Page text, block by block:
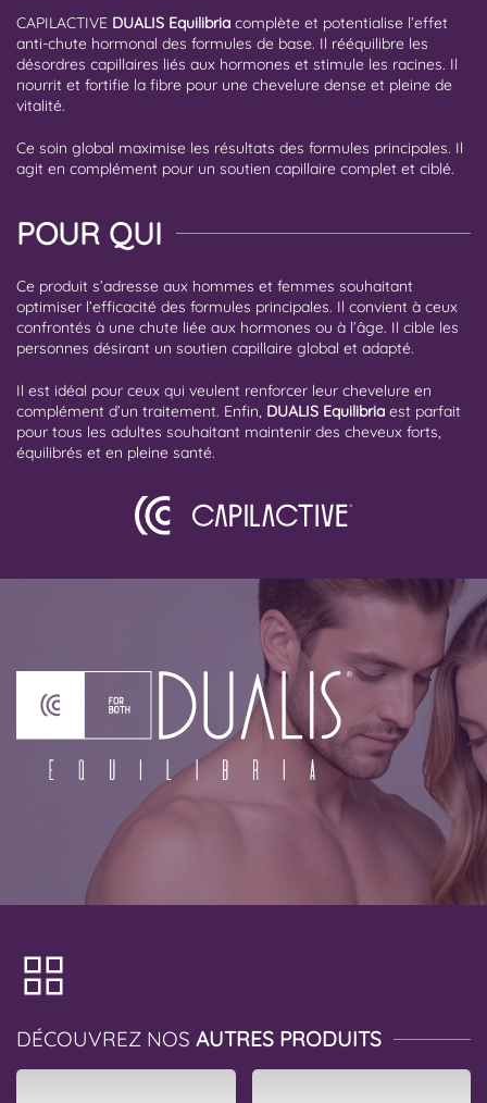
CAPILACTIVE DUALIS Equilibria complète et potentialise l’effet
anti-chute hormonal des formules de base. Il rééquilibre les
désordres capillaires liés aux hormones et stimule les racines. Il
nourrit et fortifie la fibre pour une chevelure dense et pleine de
vitalité.
Ce soin global maximise les résultats des formules principales. Il
agit en complément pour un soutien capillaire complet et ciblé.
POUR QUI
Ce produit s’adresse aux hommes et femmes souhaitant
optimiser l’efficacité des formules principales. Il convient à ceux
confrontés à une chute liée aux hormones ou à l’âge. Il cible les
personnes désirant un soutien capillaire global et adapté.
Il est idéal pour ceux qui veulent renforcer leur chevelure en
complément d’un traitement. Enfin, DUALIS Equilibria est parfait
pour tous les adultes souhaitant maintenir des cheveux forts,
équilibrés et en pleine santé.
DÉCOUVREZ NOS AUTRES PRODUITS